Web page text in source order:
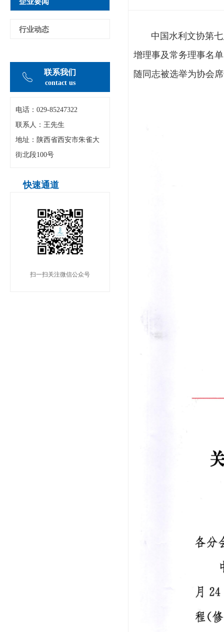
行业动态
联系我们
contact us
电话：029-85247322
联系人：王先生
地址：陕西省西安市朱雀大
街北段100号
快速通道
扫一扫关注微信公众号
中国水利文协第七
增理事及常务理事名
随同志被选举为协会